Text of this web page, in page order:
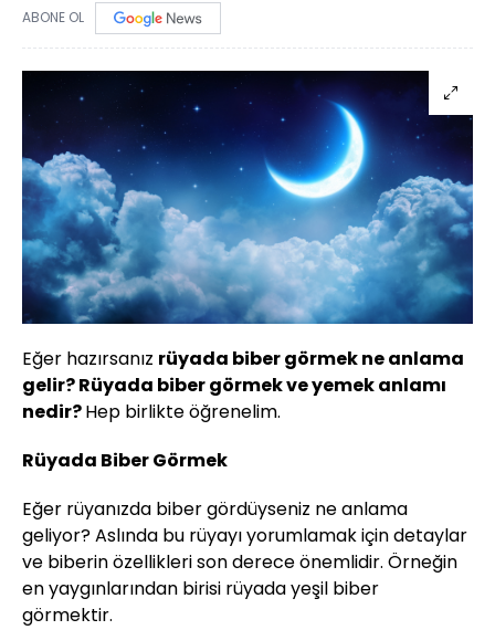
ABONE OL
Eğer hazırsanız rüyada biber görmek ne anlama
gelir? Rüyada biber görmek ve yemek anlamı
nedir?Hep birlikte öğrenelim.
Rüyada Biber Görmek
Eğer rüyanızda biber gördüyseniz ne anlama
geliyor? Aslında bu rüyayı yorumlamak için detaylar
ve biberin özellikleri son derece önemlidir. Örneğin
en yaygınlarından birisi rüyada yeşil biber
görmektir.